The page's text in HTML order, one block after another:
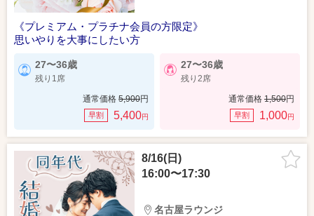
《プレミアム・プラチナ会員の方限定》
思いやりを大事にしたい方
27〜36歳
残り1席
通常価格 5,900円
早割 5,400円
27〜36歳
残り2席
通常価格 1,500円
早割 1,000円
8/16(日)
16:00〜17:30
名古屋ラウンジ